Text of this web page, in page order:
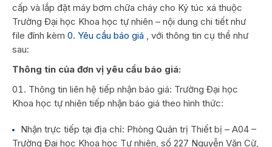
cấp và lắp đặt máy bơm chữa cháy cho Ký túc xá thuộc
Trường Đại học Khoa học tự nhiên – nội dung chi tiết như
file đính kèm 0. Yêu cầu báo giá , với thông tin cụ thể như
sau:
Thông tin của đơn vị yêu cầu báo giá:
Thông tin liên hệ tiếp nhận báo giá: Trường Đại học
Khoa học tự nhiên tiếp nhận báo giá theo hình thức:
Nhận trực tiếp tại địa chỉ: Phòng Quản trị Thiết bị – A04 –
Trường Đại học Khoa học Tự nhiên, số 227 Nguyễn Văn Cừ,